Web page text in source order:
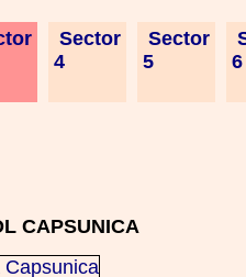
Sector
4
Sector
5
CAPSUNICA